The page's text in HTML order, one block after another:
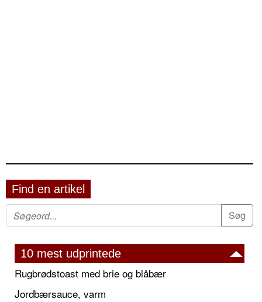
Find en artikel
10 mest udprintede
Rugbrødstoast med brie og blåbær
Jordbærsauce, varm